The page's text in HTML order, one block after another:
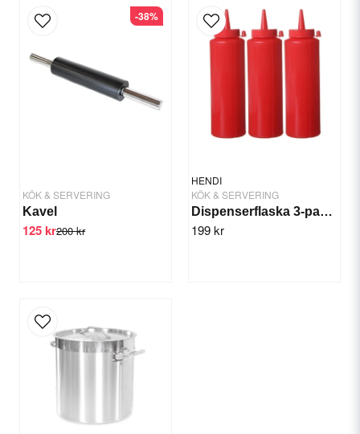
KÖK & SERVERING
Kavel
200 kr
125 kr
-38%
HENDI
KÖK & SERVERING
Dispenserflaska 3-pack Röd, Krydda/sås
199 kr
email
E-postadress
Ja, ni får publicera min fråga